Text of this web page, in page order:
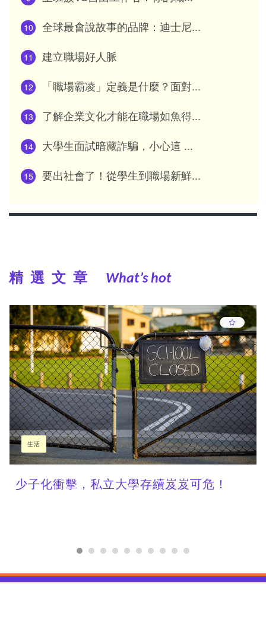
10 全球最會說故事的品牌：迪士尼...
11 建立職場好人脈
12 「職場霸凌」定義是什麼？面對...
13 了解企業文化才能在職場如魚得...
14 大學生面試暗藏詐騙，小心這 ...
15 要出社會了！從學生到職場新鮮...
精選文章 What’s hot
生活
少子化衝擊，私立大學存續岌岌可危！